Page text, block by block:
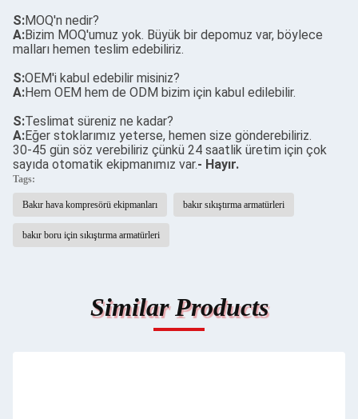
S:MOQ'n nedir?
A:Bizim MOQ'umuz yok. Büyük bir depomuz var, böylece
malları hemen teslim edebiliriz.
S:OEM'i kabul edebilir misiniz?
A:Hem OEM hem de ODM bizim için kabul edilebilir.
S:Teslimat süreniz ne kadar?
A:Eğer stoklarımız yeterse, hemen size gönderebiliriz.
30-45 gün söz verebiliriz çünkü 24 saatlik üretim için çok
sayıda otomatik ekipmanımız var.- Hayır.
Tags:
Bakır hava kompresörü ekipmanları bakır sıkıştırma armatürleri
bakır boru için sıkıştırma armatürleri
Similar Products